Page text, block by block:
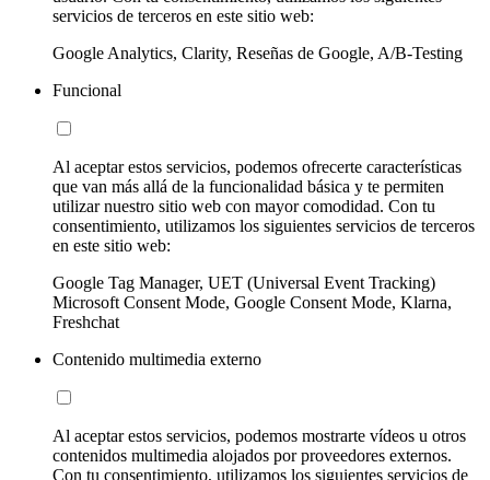
servicios de terceros en este sitio web:
Google Analytics, Clarity, Reseñas de Google, A/B-Testing
Funcional
Al aceptar estos servicios, podemos ofrecerte características
que van más allá de la funcionalidad básica y te permiten
utilizar nuestro sitio web con mayor comodidad. Con tu
consentimiento, utilizamos los siguientes servicios de terceros
en este sitio web:
Google Tag Manager, UET (Universal Event Tracking)
Microsoft Consent Mode, Google Consent Mode, Klarna,
Freshchat
Contenido multimedia externo
Al aceptar estos servicios, podemos mostrarte vídeos u otros
contenidos multimedia alojados por proveedores externos.
Con tu consentimiento, utilizamos los siguientes servicios de